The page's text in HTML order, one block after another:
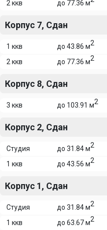
2 ккв
до 77.36 м
Корпус 7, Сдан
1 ккв до 43.86 м2
2 ккв
до 77.36 м2
Корпус 8, Сдан
3 ккв до 103.91 м2
Корпус 2, Сдан
Студия до 31.84 м2
1 ккв
до 43.56 м2
Корпус 1, Сдан
Студия до 31.84 м2
1 ккв
до 63.67 м2